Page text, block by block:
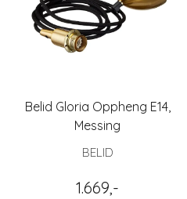
Belid Gloria Oppheng E14,
Messing
BELID
1.669,-